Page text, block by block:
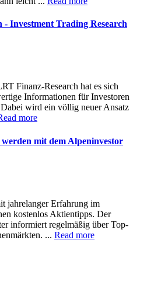
- Investment Trading Research
Finanz-Research hat es sich
Informationen für Investoren
wird ein völlig neuer Ansatz
more
mit dem Alpeninvestor
jahrelanger Erfahrung im
kostenlos Aktientipps. Der
informiert regelmäßig über Top-
... Read more